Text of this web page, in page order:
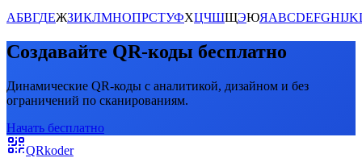
АБВГДЕЖЗИКЛМНОПРСТУФХЦЧШЩЭЮЯABCDEFGHIJK
Создавайте QR-коды бесплатно
Динамические QR-коды с аналитикой, дизайном и без
ограничений по сканированиям.
Начать бесплатно
QRkoder